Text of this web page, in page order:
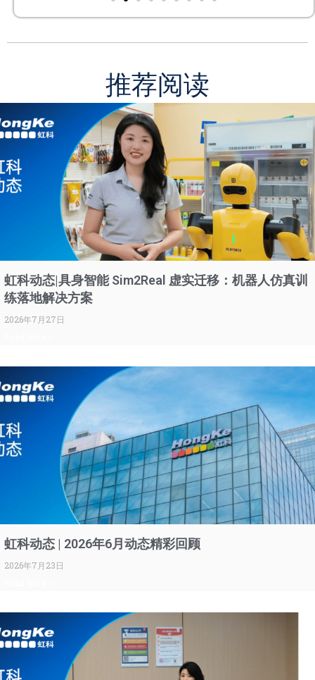
了解详情
推荐阅读
虹科动态|具身智能 Sim2Real 虚实迁移：机器人仿真训
练落地解决方案
2026年7月27日
虹科动态 | 2026年6月动态精彩回顾
2026年7月23日